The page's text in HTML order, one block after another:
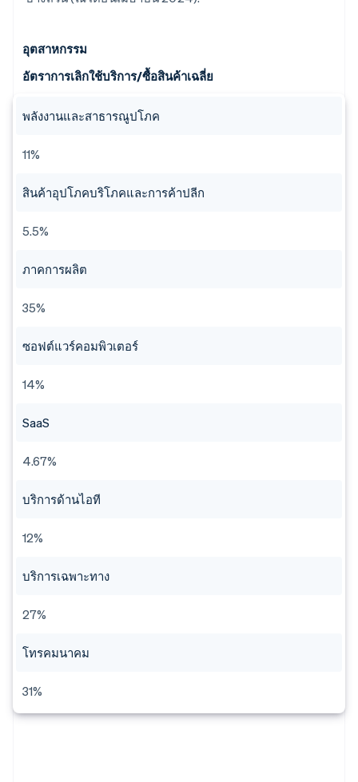
อุตสาหกรรม
อัตราการเลิกใช้บริการ/ซื้อสินค้าเฉลี่ย
พลังงานและสาธารณูปโภค
11%
สินค้าอุปโภคบริโภคและการค้าปลีก
5.5%
ภาคการผลิต
35%
ซอฟต์แวร์คอมพิวเตอร์
14%
SaaS
4.67%
บริการด้านไอที
12%
บริการเฉพาะทาง
27%
โทรคมนาคม
31%